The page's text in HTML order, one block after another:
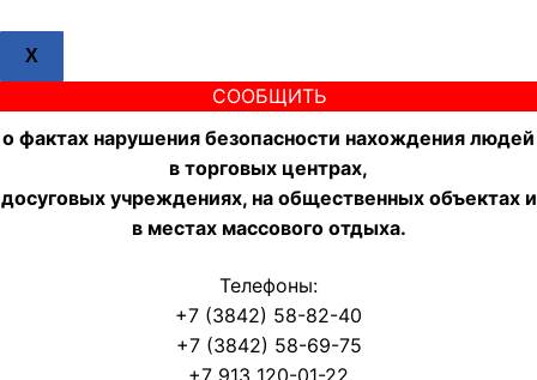
X
СООБЩИТЬ
о фактах нарушения безопасности нахождения людей
в торговых центрах,
досуговых учреждениях, на общественных объектах и
в местах массового отдыха.
Телефоны:
+7 (3842) 58-82-40
+7 (3842) 58-69-75
+7 913 120-01-22